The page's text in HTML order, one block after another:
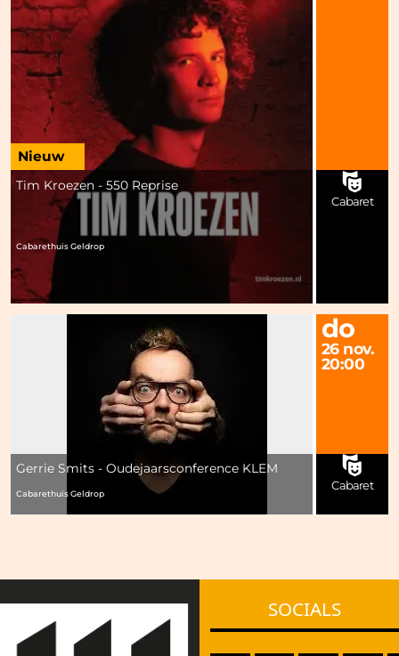
Tim Kroezen - 550 Reprise
Cabarethuis Geldrop
Cabaret
Nieuw
Gerrie Smits - Oudejaarsconference KLEM
Cabarethuis Geldrop
do
26 nov.
20:00
Cabaret
SOCIALS